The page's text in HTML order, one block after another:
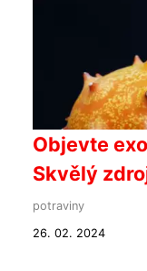
Objevte
Skvělý
potraviny
26. 02. 2024